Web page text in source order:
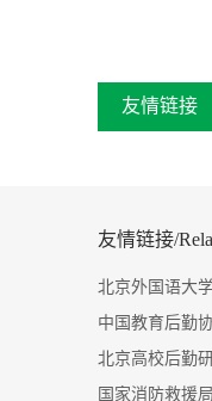
友情链接
友情链接/
北京外国语大
中国教育后勤
北京高校后勤
国家消防救援局